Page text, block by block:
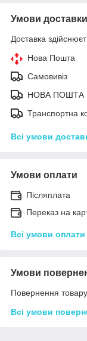
Умови доставки
Доставка
Нова Пошта
Самовивіз
НОВА ПОШТА
Транспортна
Всі умови
Умови оплати
Післяплата
Переказ на
Всі умови оплати
Умови
Повернення
Всі умови